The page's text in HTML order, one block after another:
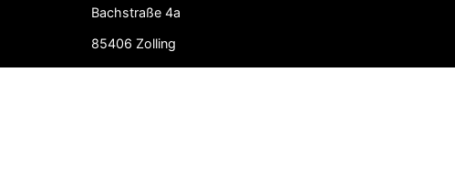
Bachstraße 4a
85406 Zolling